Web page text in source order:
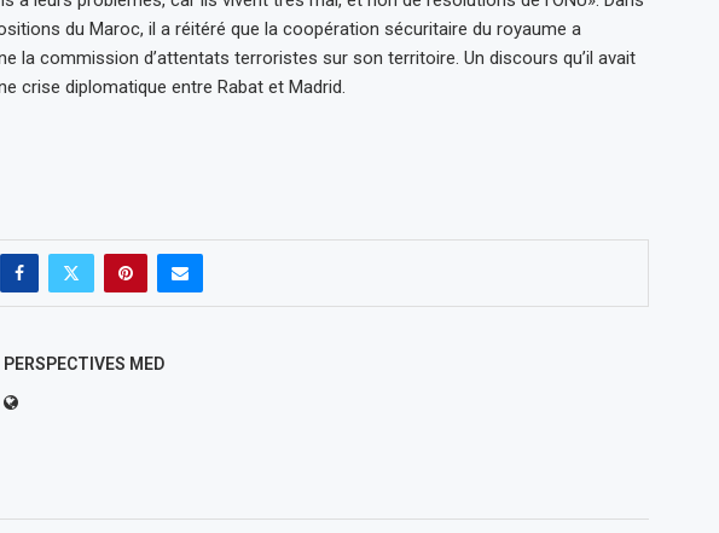
du Maroc, il a réitéré que la coopération sécuritaire du royaume a
la commission d’attentats terroristes sur son territoire. Un discours qu’il avait
crise diplomatique entre Rabat et Madrid.
PERSPECTIVES MED